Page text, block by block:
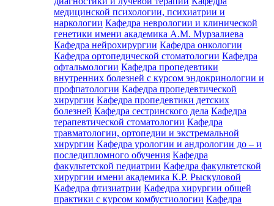
медицинской психологии, психиатрии и
наркологии Кафедра неврологии и клинической
генетики имени академика А.М. Мурзалиева
Кафедра нейрохирургии Кафедра онкологии
Кафедра ортопедической стоматологии Кафедра
офтальмологии Кафедра пропедевтики
внутренних болезней с курсом эндокринологии и
профпатологии Кафедра пропедевтической
хирургии Кафедра пропедевтики детских
болезней Кафедра сестринского дела Кафедра
терапевтической стоматологии Кафедра
травматологии, ортопедии и экстремальной
хирургии Кафедра урологии и андрологии до – и
последипломного обучения Кафедра
факультетской педиатрии Кафедра факультетской
хирургии имени академика К.Р. Рыскуловой
Кафедра фтизиатрии Кафедра хирургии общей
практики с курсом комбустиологии Кафедра